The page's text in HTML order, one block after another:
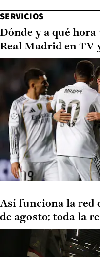
SERVICIOS
Dónde y a qué hora
Real Madrid en TV
Así funciona la red
de agosto: toda la